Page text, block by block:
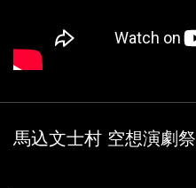
馬込文士村 空想演劇